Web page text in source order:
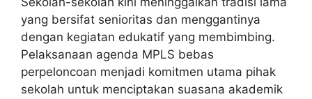
yang bersifat senioritas dan menggantinya
dengan kegiatan edukatif yang membimbing.
Pelaksanaan agenda MPLS bebas
perpeloncoan menjadi komitmen utama pihak
sekolah untuk menciptakan suasana akademik